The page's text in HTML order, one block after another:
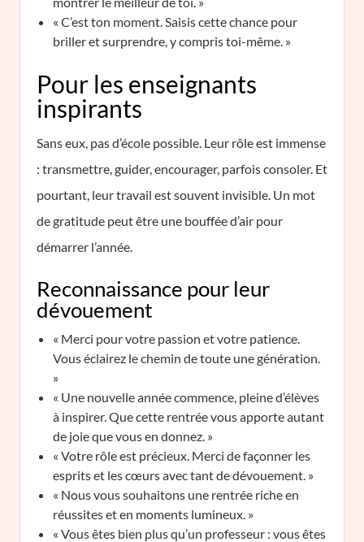
« C’est ton moment. Saisis cette chance pour
briller et surprendre, y compris toi-même. »
Pour les enseignants
inspirants
Sans eux, pas d’école possible. Leur rôle est immense
: transmettre, guider, encourager, parfois consoler. Et
pourtant, leur travail est souvent invisible. Un mot
de gratitude peut être une bouffée d’air pour
démarrer l’année.
Reconnaissance pour leur
dévouement
« Merci pour votre passion et votre patience.
Vous éclairez le chemin de toute une génération.
»
« Une nouvelle année commence, pleine d’élèves
à inspirer. Que cette rentrée vous apporte autant
de joie que vous en donnez. »
« Votre rôle est précieux. Merci de façonner les
esprits et les cœurs avec tant de dévouement. »
« Nous vous souhaitons une rentrée riche en
réussites et en moments lumineux. »
« Vous êtes bien plus qu’un professeur : vous êtes